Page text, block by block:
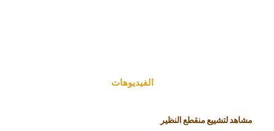
الفیدیوهات
مشاهد لتشييع منقطع النظير